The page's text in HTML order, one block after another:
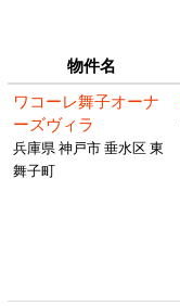
物件名
ワコーレ舞子オーナ
ーズヴィラ
兵庫県 神戸市 垂水区 東
舞子町